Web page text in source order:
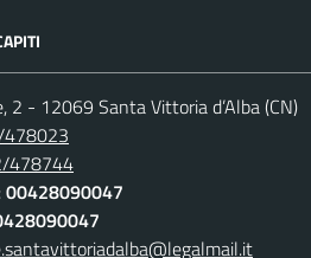
2 - 12069 Santa Vittoria d’Alba (CN)
478744
00428090047